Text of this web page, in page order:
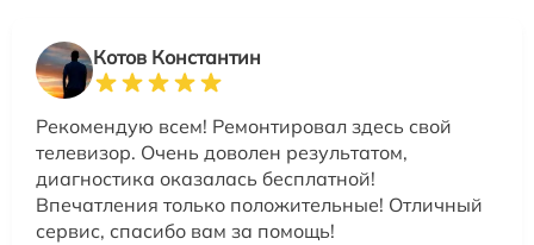
Котов Константин
Рекомендую всем! Ремонтировал здесь свой
телевизор. Очень доволен результатом,
диагностика оказалась бесплатной!
Впечатления только положительные! Отличный
сервис, спасибо вам за помощь!